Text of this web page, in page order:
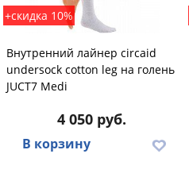
+скидка 10%
Внутренний лайнер circaid
undersock cotton leg на голень
JUCT7 Medi
4 050 руб.
В корзину